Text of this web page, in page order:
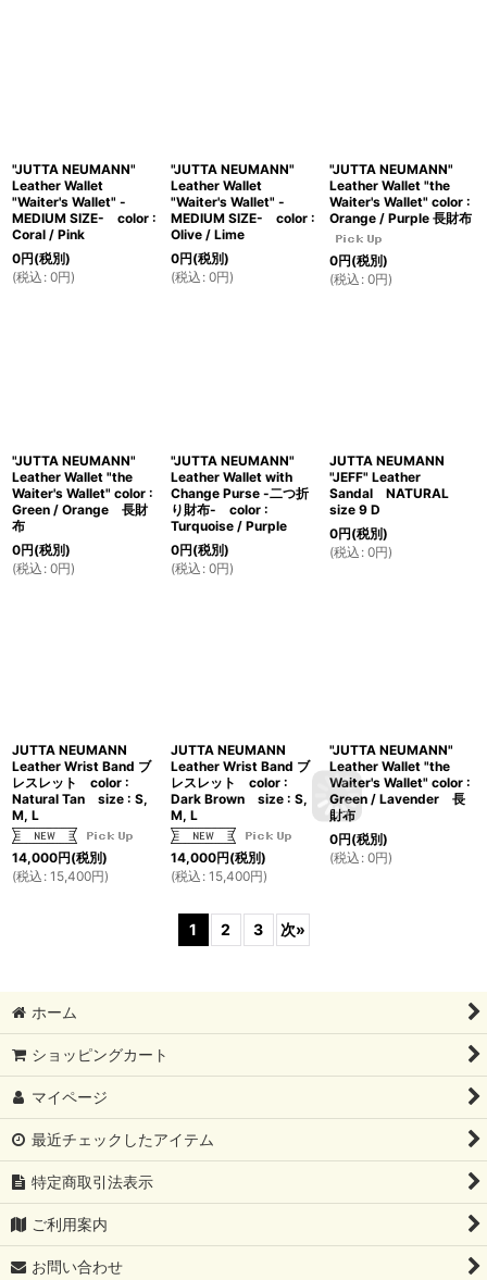
"JUTTA NEUMANN"
Leather Wallet
"Waiter's Wallet" -
MEDIUM SIZE- color :
Coral / Pink
0円(税別)
(税込 : 0円)
"JUTTA NEUMANN"
Leather Wallet
"Waiter's Wallet" -
MEDIUM SIZE- color :
Olive / Lime
0円(税別)
(税込 : 0円)
"JUTTA NEUMANN"
Leather Wallet "the
Waiter's Wallet" color :
Orange / Purple 長財布
0円(税別)
(税込 : 0円)
"JUTTA NEUMANN"
Leather Wallet "the
Waiter's Wallet" color :
Green / Orange 長財
布
0円(税別)
(税込 : 0円)
"JUTTA NEUMANN"
Leather Wallet with
Change Purse -二つ折
り財布- color :
Turquoise / Purple
0円(税別)
(税込 : 0円)
JUTTA NEUMANN
"JEFF" Leather
Sandal NATURAL
size 9 D
0円(税別)
(税込 : 0円)
JUTTA NEUMANN
Leather Wrist Band ブ
レスレット color :
Natural Tan size : S,
M, L
14,000円(税別)
(税込 : 15,400円)
JUTTA NEUMANN
Leather Wrist Band ブ
レスレット color :
Dark Brown size : S,
M, L
14,000円(税別)
(税込 : 15,400円)
"JUTTA NEUMANN"
Leather Wallet "the
Waiter's Wallet" color :
Green / Lavender 長
財布
0円(税別)
(税込 : 0円)
1 2 3 次»
ホーム
ショッピングカート
マイページ
最近チェックしたアイテム
特定商取引法表示
ご利用案内
お問い合わせ